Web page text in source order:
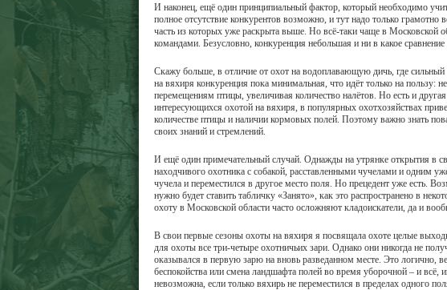
И наконец, ещё один принципиальный фактор, который необходимо
полное отсутствие конкурентов возможно, и тут надо только
часть из которых уже раскрыта выше. Но всё-таки чаще в Московской
командами. Безусловно, конкуренция небольшая и ни в какое
Скажу больше, в отличие от охот на водоплавающую дичь, где
на вяхиря конкуренция пока минимальная, что идёт только на пользу:
перемещениям птицы, увеличивая количество налётов. Но есть и
интересующихся охотой на вяхиря, в популярных охотхозяйствах
количестве птицы и наличии кормовых полей. Поэтому важно знать
своих знаний и стремлений.
И ещё один примечательный случай. Однажды на утрянке открытия в
находчивого охотника с собакой, расставленными чучелами и одним
чучела и переместился в другое место поля. Но прецедент уже есть.
нужно будет ставить табличку «Занято», как это распространено в
охоту в Московской области часто осложняют кладоискатели, да и
В свои первые сезоны охоты на вяхиря я посвящала охоте целые
для охоты все три-четыре охотничьих зари. Однако они никогда не
оказывался в первую зарю на вновь разведанном месте. Это
беспокойства или смена ландшафта полей во время уборочной – и
невозможна, если только вяхирь не переместился в пределах одного